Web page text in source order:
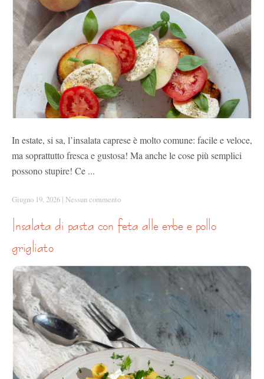
In estate, si sa, l’insalata caprese è molto comune: facile e veloce,
ma soprattutto fresca e gustosa! Ma anche le cose più semplici
possono stupire! Ce ...
Giugno 19, 2026 | Nessun commento
grigliato